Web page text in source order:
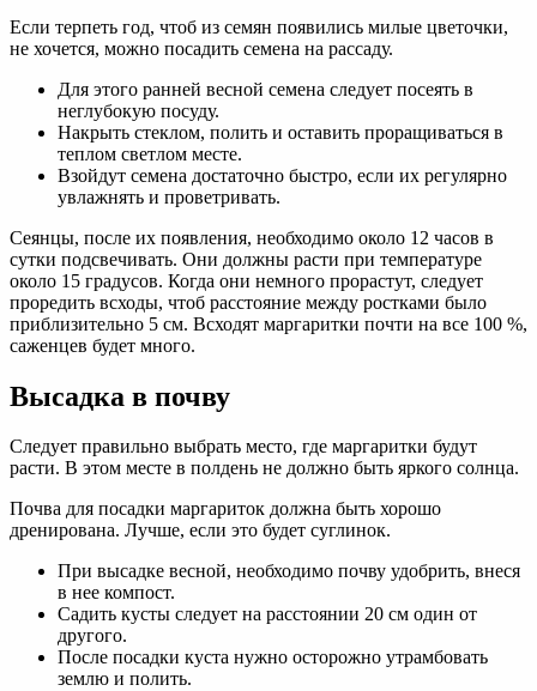
Если терпеть год, чтоб из семян появились милые цветочки,
не хочется, можно посадить семена на рассаду.
Для этого ранней весной семена следует посеять в
неглубокую посуду.
Накрыть стеклом, полить и оставить проращиваться в
теплом светлом месте.
Взойдут семена достаточно быстро, если их регулярно
увлажнять и проветривать.
Сеянцы, после их появления, необходимо около 12 часов в
сутки подсвечивать. Они должны расти при температуре
около 15 градусов. Когда они немного прорастут, следует
проредить всходы, чтоб расстояние между ростками было
приблизительно 5 см. Всходят маргаритки почти на все 100 %,
саженцев будет много.
Высадка в почву
Следует правильно выбрать место, где маргаритки будут
расти. В этом месте в полдень не должно быть яркого солнца.
Почва для посадки маргариток должна быть хорошо
дренирована. Лучше, если это будет суглинок.
При высадке весной, необходимо почву удобрить, внеся
в нее компост.
Садить кусты следует на расстоянии 20 см один от
другого.
После посадки куста нужно осторожно утрамбовать
землю и полить.